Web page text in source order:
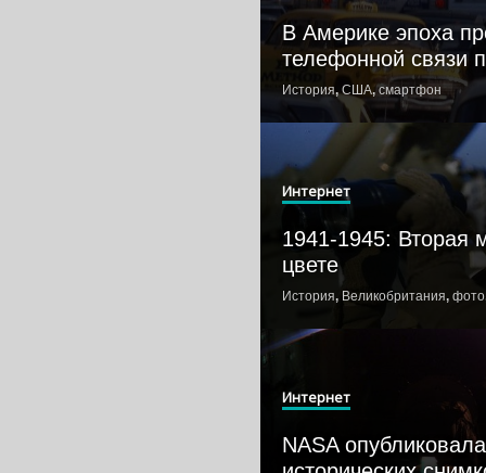
В Америке эпоха
телефонной связи
История,США,смартфон
Интернет
1941-1945: Вторая
цвете
История, Великобритания, фото
Интернет
NASA